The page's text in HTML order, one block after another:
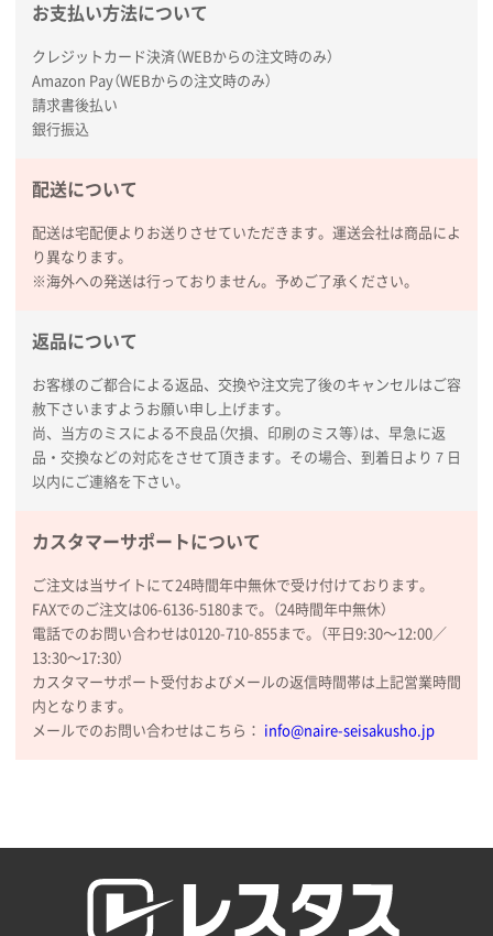
兵庫県S社様
A4箔押し名入れクリアファイル
2025年11月27日 10:45
以前発注しているので、データが残っている点が良か
ビオトープデスクメモ100P100枚
2025年11月25日 16:41
前回同様、安心できるから
茨城県G社様
2025年11月21日 16:39
何度か注文していて、満足していたから
神奈川県のお客様
のし文言が変更できたのと価格。
千葉県M社様
ワンポイント箔押し紙袋 Sサイズ(A5対応)100枚
2025年11月06日 14:57
営業ご担当者さまより、ご丁寧なサポートをいただ
き、他のネット印刷サービスよりも安心して購入まで
進められました。
比較して決めさせていただきました。 昨年注文分も、
納期がギリギリだったにも関わらず、丁寧に対応して
お支払い方法について
クレジットカード決済（WEBからの注文時のみ）
Amazon Pay（WEBからの注文時のみ）
請求書後払い
銀行振込
配送について
配送は宅配便よりお送りさせていただきます。運送会社は商品によ
り異なります。
※海外への発送は行っておりません。予めご了承ください。
返品について
お客様のご都合による返品、交換や注文完了後のキャンセルはご容
赦下さいますようお願い申し上げます。
尚、当方のミスによる不良品（欠損、印刷のミス等）は、早急に返
品・交換などの対応をさせて頂きます。その場合、到着日より７日
以内にご連絡を下さい。
カスタマーサポートについて
ご注文は当サイトにて24時間年中無休で受け付けております。
FAXでのご注文は06-6136-5180まで。（24時間年中無休）
電話でのお問い合わせは0120-710-855まで。（平日9:30〜12:00／
13:30〜17:30）
カスタマーサポート受付およびメールの返信時間帯は上記営業時間
内となります。
メールでのお問い合わせはこちら： info@naire-seisakusho.jp